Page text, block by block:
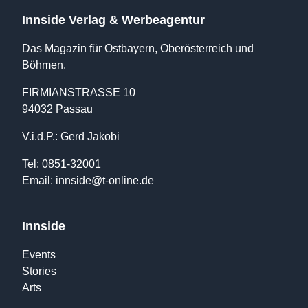
Innside Verlag & Werbeagentur
Das Magazin für Ostbayern, Oberösterreich und
Böhmen.
FIRMIANSTRASSE 10
94032 Passau
V.i.d.P.: Gerd Jakobi
Tel: 0851-32001
Email: innside@t-online.de
Innside
Events
Stories
Arts